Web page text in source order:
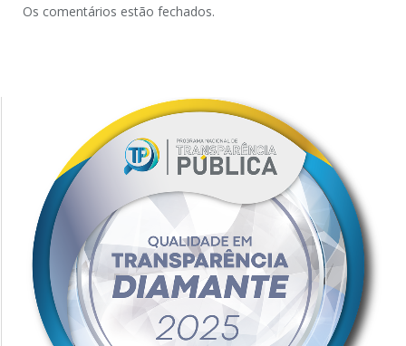
Os comentários estão fechados.